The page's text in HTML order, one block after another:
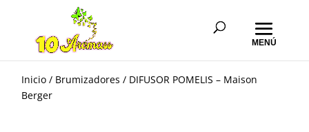
Inicio / Brumizadores / DIFUSOR POMELIS – Maison
Berger